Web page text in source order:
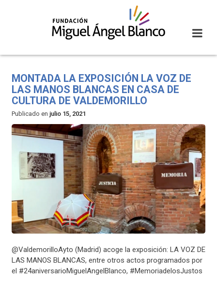
MONTADA LA EXPOSICIÓN LA VOZ DE
LAS MANOS BLANCAS EN CASA DE
CULTURA DE VALDEMORILLO
Publicado en julio 15, 2021
@ValdemorilloAyto (Madrid) acoge la exposición: LA VOZ DE
LAS MANOS BLANCAS, entre otros actos programados por
el #24aniversarioMiguelAngelBlanco, #MemoriadelosJustos